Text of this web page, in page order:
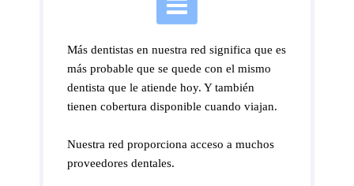
Más dentistas en nuestra red significa que es
más probable que se quede con el mismo
dentista que le atiende hoy. Y también
tienen cobertura disponible cuando viajan.
Nuestra red proporciona acceso a muchos
proveedores dentales.